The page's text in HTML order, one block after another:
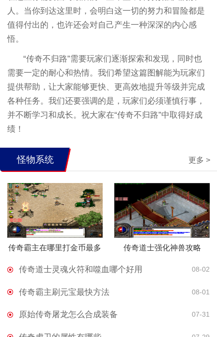
人。当你到达这里时，会明白这一切的努力和冒险都是
值得付出的，也许还会对自己产生一种深深的内心感
悟。
“传奇不归路”需要玩家们逐渐探索和发现，同时也
需要一定的耐心和热情。我们希望这篇图解能为玩家们
提供帮助，让大家能够更快、更高效地提升等级并完成
各种任务。我们还要强调的是，玩家们必须谨慎行事，
并不断学习和成长。祝大家在“传奇不归路”中取得好成
绩！
怪物系统 更多 >
传奇霸主在哪里打金币最多 传奇道士强化神兽攻略
传奇道士灵魂火符和噬血哪个好用 08-02
传奇霸主刷元宝最快方法 08-01
原始传奇屠龙怎么合成装备 07-31